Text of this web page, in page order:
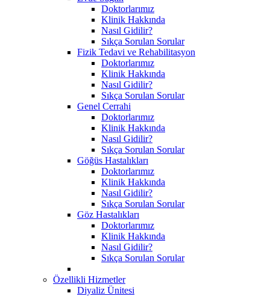
Doktorlarımız
Klinik Hakkında
Nasıl Gidilir?
Sıkça Sorulan Sorular
Fizik Tedavi ve Rehabilitasyon
Doktorlarımız
Klinik Hakkında
Nasıl Gidilir?
Sıkça Sorulan Sorular
Genel Cerrahi
Doktorlarımız
Klinik Hakkında
Nasıl Gidilir?
Sıkça Sorulan Sorular
Göğüs Hastalıkları
Doktorlarımız
Klinik Hakkında
Nasıl Gidilir?
Sıkça Sorulan Sorular
Göz Hastalıkları
Doktorlarımız
Klinik Hakkında
Nasıl Gidilir?
Sıkça Sorulan Sorular
Özellikli Hizmetler
Diyaliz Ünitesi